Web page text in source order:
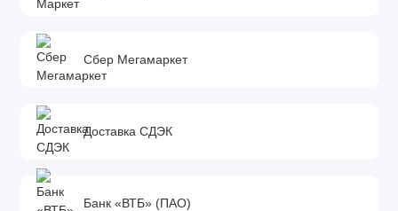
Сбер Мегамаркет
Доставка СДЭК
Банк «ВТБ» (ПАО)